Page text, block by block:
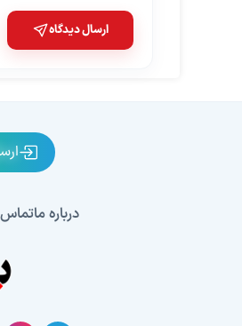
ارسال دیدگاه
درباره ماتماس